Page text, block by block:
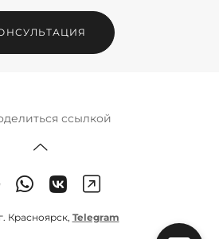
ссылкой
Красноярск, Telegram